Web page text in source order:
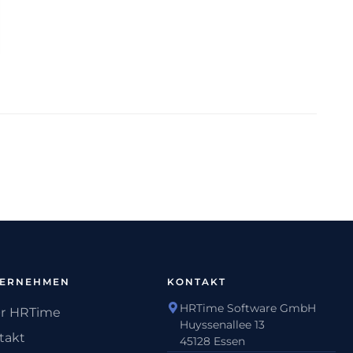
HRTime
KONTAKT
HRTime Software GmbH
Huyssenallee 13
45128 Essen